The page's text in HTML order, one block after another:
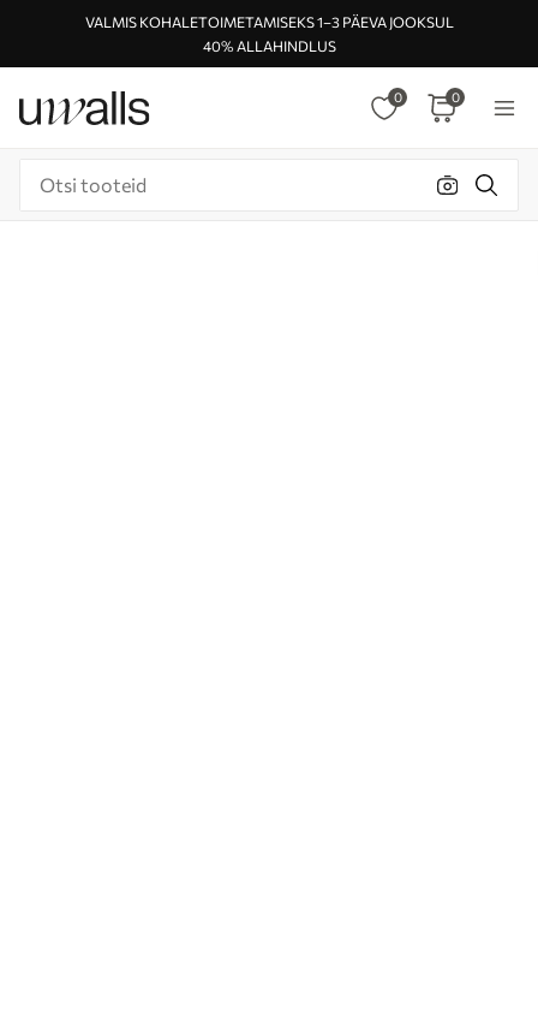
VALMIS KOHALETOIMETAMISEKS 1–3 PÄEVA JOOKSUL
40% ALLAHINDLUS
0 0